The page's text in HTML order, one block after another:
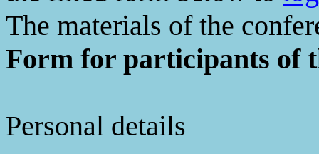
The materials of the
Form for participants of
Personal details